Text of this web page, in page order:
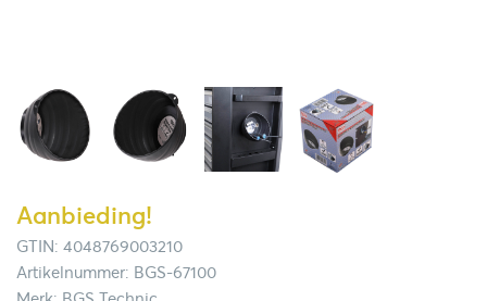
Aanbieding!
GTIN: 4048769003210
Artikelnummer: BGS-67100